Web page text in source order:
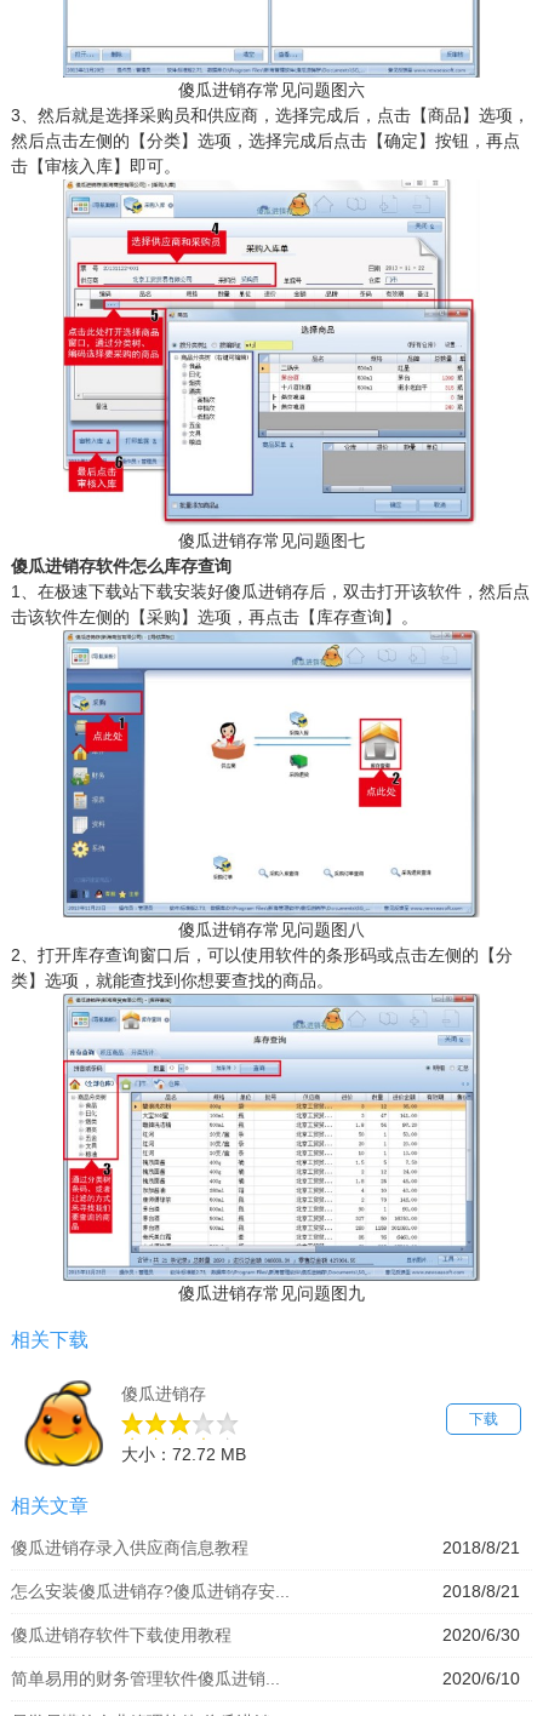
傻瓜进销存常见问题图六
3、然后就是选择采购员和供应商，选择完成后，点击【商品】选项，
然后点击左侧的【分类】选项，选择完成后点击【确定】按钮，再点
击【审核入库】即可。
傻瓜进销存常见问题图七
傻瓜进销存软件怎么库存查询
1、在极速下载站下载安装好傻瓜进销存后，双击打开该软件，然后点
击该软件左侧的【采购】选项，再点击【库存查询】。
傻瓜进销存常见问题图八
2、打开库存查询窗口后，可以使用软件的条形码或点击左侧的【分
类】选项，就能查找到你想要查找的商品。
傻瓜进销存常见问题图九
相关下载
下载
傻瓜进销存
大小：72.72 MB
相关文章
2018/8/21
傻瓜进销存录入供应商信息教程
2018/8/21
怎么安装傻瓜进销存?傻瓜进销存安...
2020/6/30
傻瓜进销存软件下载使用教程
2020/6/10
简单易用的财务管理软件傻瓜进销...